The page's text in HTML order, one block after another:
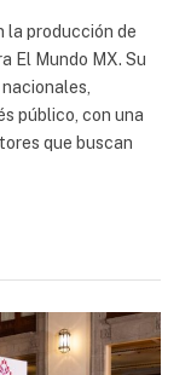
la producción de
El Mundo MX. Su
público, con una
que buscan